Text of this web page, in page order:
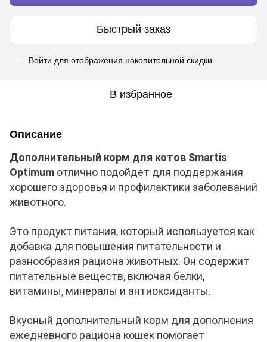
Быстрый заказ
Войти для отображения накопительной скидки
В избранное
Описание
Дополнительный корм для котов Smartis
Optimum отлично подойдет для поддержания
хорошего здоровья и профилактики заболеваний
животного.
Это продукт питания, который используется как
добавка для повышения питательности и
разнообразия рациона животных. Он содержит
питательные веществ, включая белки,
витамины, минералы и антиоксиданты.
Вкусный дополнительный корм для дополнения
ежедневного рациона кошек помогает